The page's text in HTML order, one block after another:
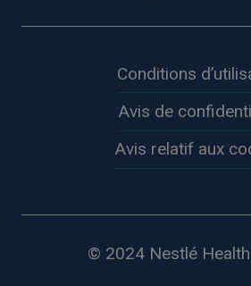
Conditions
Avis de
Avis relatif aux
© 2024 Nestlé